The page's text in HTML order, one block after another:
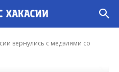
вернулись с медалями со